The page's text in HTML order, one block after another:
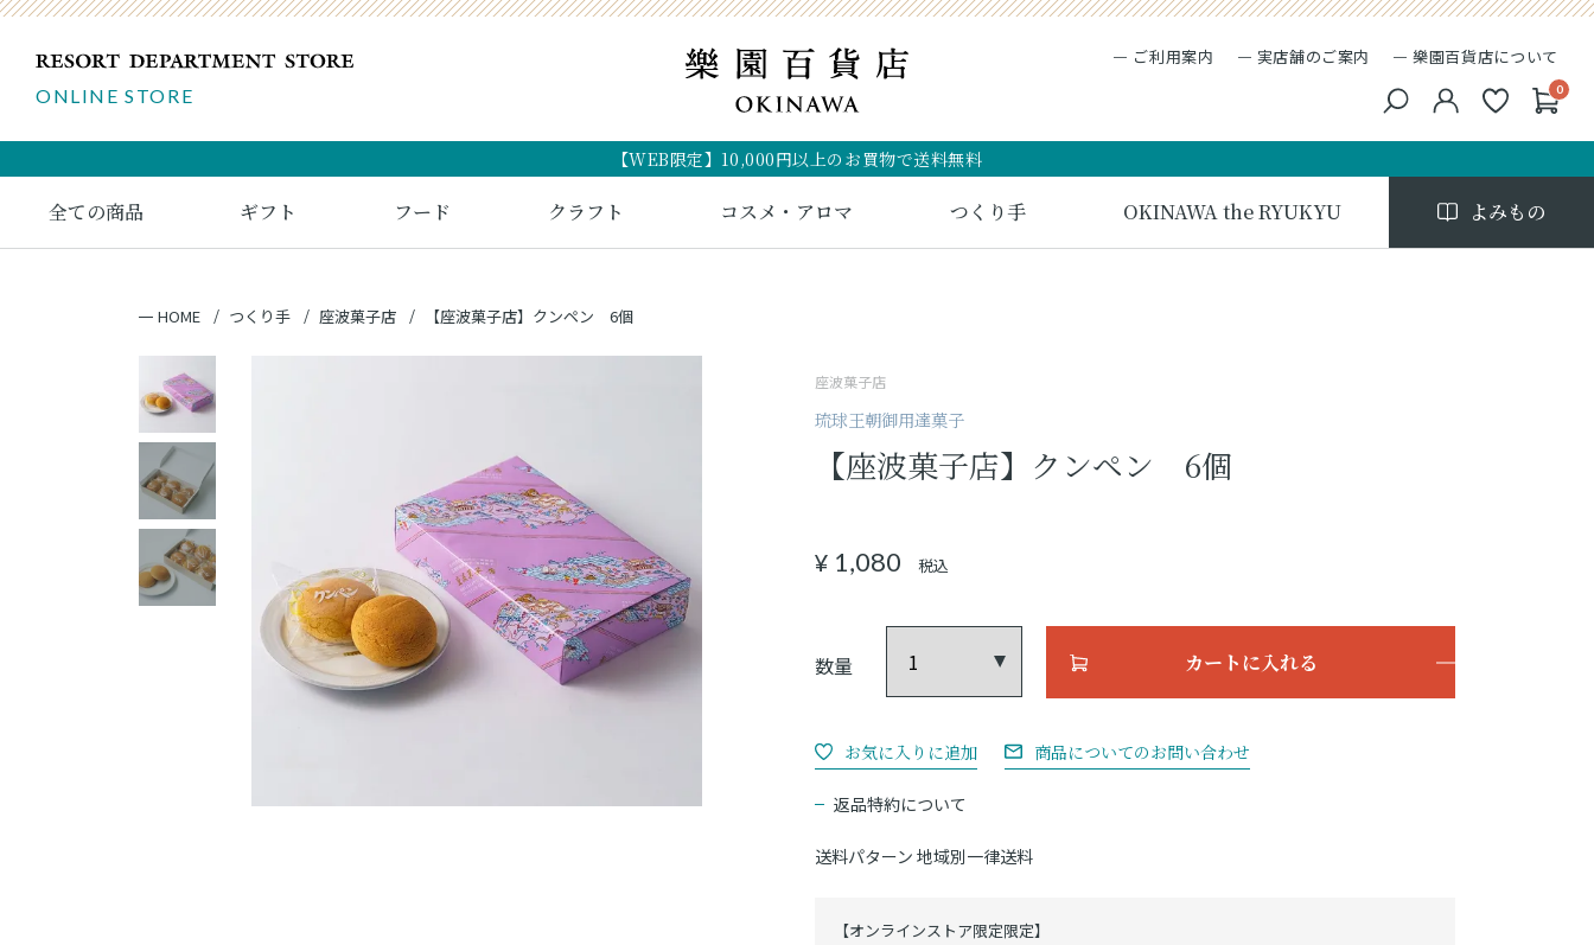
ONLINE STORE
ご利用案内 実店舗のご案内 樂園百貨店について
【WEB限定】10,000円以上のお買物で送料無料
0
全ての商品 ギフト フード クラフト コスメ・アロマ つくり手 OKINAWA the RYUKYU よみもの
HOME つくり手 座波菓子店 【座波菓子店】クンペン 6個
座波菓子店
琉球王朝御用達菓子
【座波菓子店】クンペン 6個
¥ 1,080 税込
送料パターン 地域別一律送料
カートに入れる
商品についてのお問い合わせ
返品特約について
【オンラインストア限定限定】